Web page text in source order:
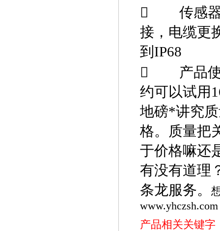
 传感
接，电缆更
到 IP68
 产品
约可以试用
地磅*讲究
格。质量把
于价格嘛还
有没有道理
条龙服务。
www.yhczsh.com
产品相关关键